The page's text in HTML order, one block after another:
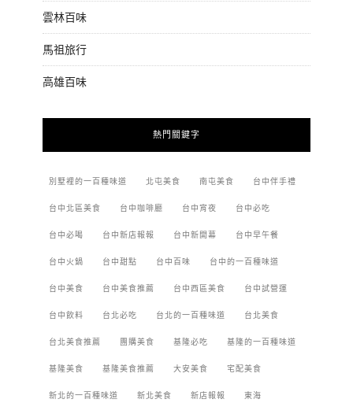
雲林百味
馬祖旅行
高雄百味
熱門關鍵字
別墅裡的一百種味道 北屯美食 南屯美食 台中伴手禮
台中北區美食 台中咖啡廳 台中宵夜 台中必吃
台中必喝 台中新店報報 台中新開幕 台中早午餐
台中火鍋 台中甜點 台中百味 台中的一百種味道
台中美食 台中美食推薦 台中西區美食 台中試營運
台中飲料 台北必吃 台北的一百種味道 台北美食
台北美食推薦 團購美食 基隆必吃 基隆的一百種味道
基隆美食 基隆美食推薦 大安美食 宅配美食
新北的一百種味道 新北美食 新店報報 東海